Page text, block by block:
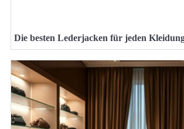
Die besten Lederjacken für jeden